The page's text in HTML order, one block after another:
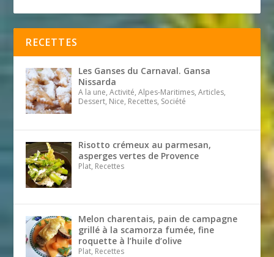
RECETTES
Les Ganses du Carnaval. Gansa
Nissarda
A la une, Activité, Alpes-Maritimes, Articles,
Dessert, Nice, Recettes, Société
Risotto crémeux au parmesan,
asperges vertes de Provence
Plat, Recettes
Melon charentais, pain de campagne
grillé à la scamorza fumée, fine
roquette à l’huile d’olive
Plat, Recettes